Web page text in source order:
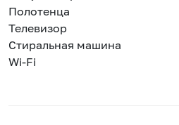
Полотенца
Телевизор
Стиральная машина
Wi-Fi